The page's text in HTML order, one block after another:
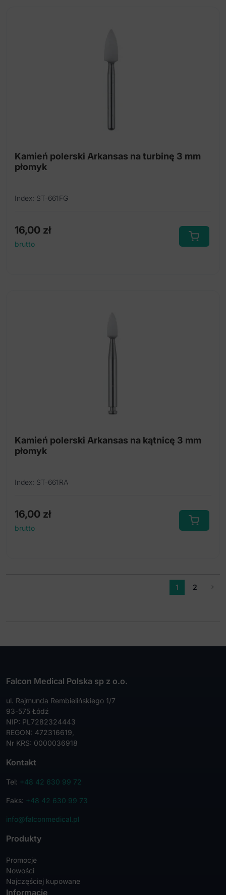
Kamień polerski Arkansas na turbinę 3 mm
płomyk
Index: ST-661FG
16,00 zł
brutto
Kamień polerski Arkansas na kątnicę 3 mm
płomyk
Index: ST-661RA
16,00 zł
brutto
1 2
Falcon Medical Polska sp z o.o.
ul. Rajmunda Rembielińskiego 1/7
93-575 Łódź
NIP: PL7282324443
REGON: 472316619,
Nr KRS: 0000036918
Kontakt
Tel: +48 42 630 99 72
Faks: +48 42 630 99 73
info@falconmedical.pl
Produkty
Promocje
Nowości
Najczęściej kupowane
Informacje